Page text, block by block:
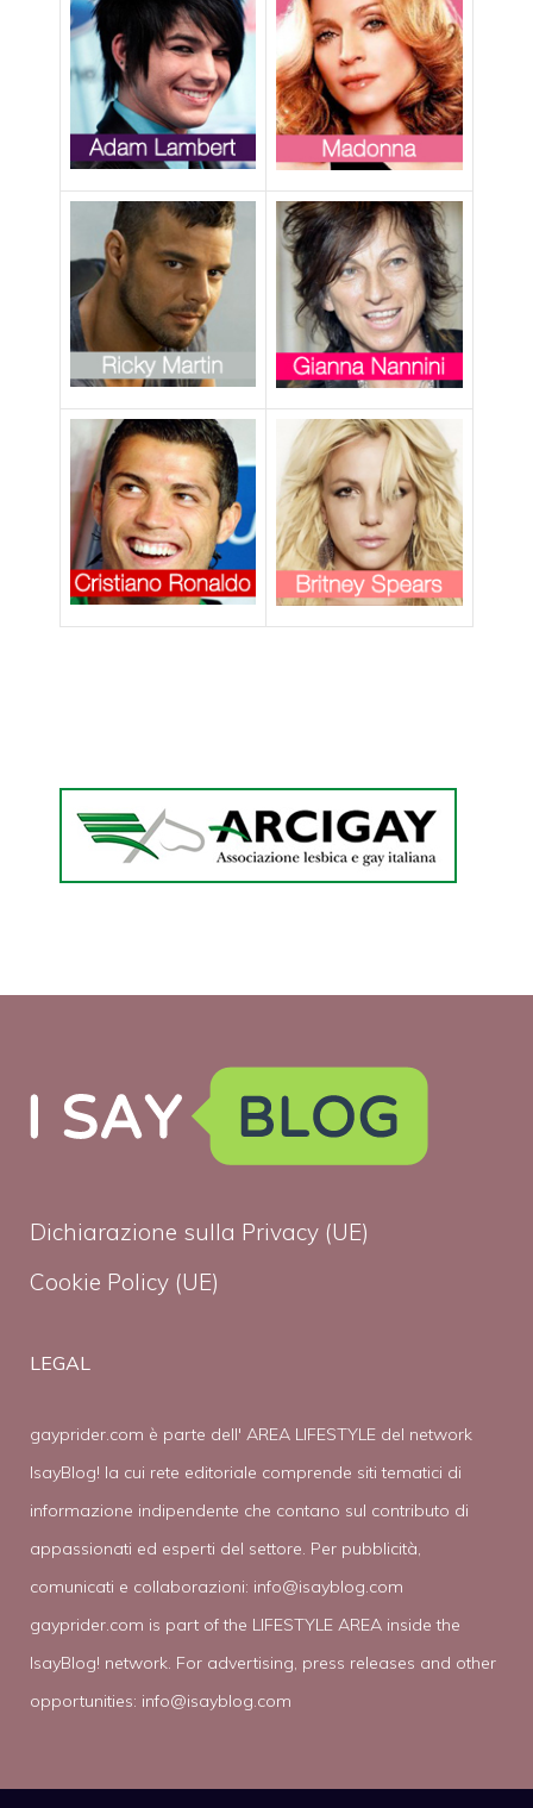
Dichiarazione sulla Privacy (UE)
Cookie Policy (UE)
LEGAL
gayprider.com è parte dell' AREA LIFESTYLE del network
IsayBlog! la cui rete editoriale comprende siti tematici di
informazione indipendente che contano sul contributo di
appassionati ed esperti del settore. Per pubblicità,
comunicati e collaborazioni: info@isayblog.com
gayprider.com is part of the LIFESTYLE AREA inside the
IsayBlog! network. For advertising, press releases and other
opportunities: info@isayblog.com